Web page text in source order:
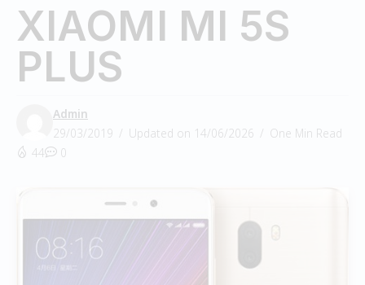
XIAOMI MI 5S
PLUS
Admin
29/03/2019
Updated on 14/06/2026
One Min Read
44
0